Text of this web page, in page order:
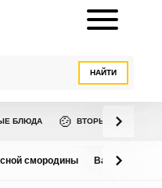
НАЙТИ
БЛЮДА 🍲 ВТОРЫЕ БЛЮДА
смородины Варенье из